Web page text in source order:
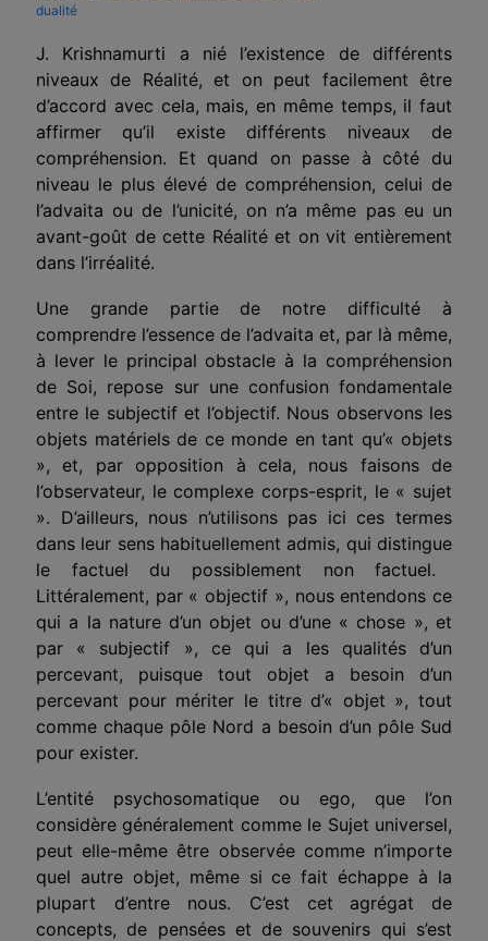
dualité
J. Krishnamurti a nié l’existence de différents
niveaux de Réalité, et on peut facilement être
d’accord avec cela, mais, en même temps, il faut
affirmer qu’il existe différents niveaux de
compréhension. Et quand on passe à côté du
niveau le plus élevé de compréhension, celui de
l’advaita ou de l’unicité, on n’a même pas eu un
avant-goût de cette Réalité et on vit entièrement
dans l’irréalité.
Une grande partie de notre difficulté à
comprendre l’essence de l’advaita et, par là même,
à lever le principal obstacle à la compréhension
de Soi, repose sur une confusion fondamentale
entre le subjectif et l’objectif. Nous observons les
objets matériels de ce monde en tant qu’« objets
», et, par opposition à cela, nous faisons de
l’observateur, le complexe corps-esprit, le « sujet
». D’ailleurs, nous n’utilisons pas ici ces termes
dans leur sens habituellement admis, qui distingue
le factuel du possiblement non factuel.
Littéralement, par « objectif », nous entendons ce
qui a la nature d’un objet ou d’une « chose », et
par « subjectif », ce qui a les qualités d’un
percevant, puisque tout objet a besoin d’un
percevant pour mériter le titre d’« objet », tout
comme chaque pôle Nord a besoin d’un pôle Sud
pour exister.
L’entité psychosomatique ou ego, que l’on
considère généralement comme le Sujet universel,
peut elle-même être observée comme n’importe
quel autre objet, même si ce fait échappe à la
plupart d’entre nous. C’est cet agrégat de
concepts, de pensées et de souvenirs qui s’est